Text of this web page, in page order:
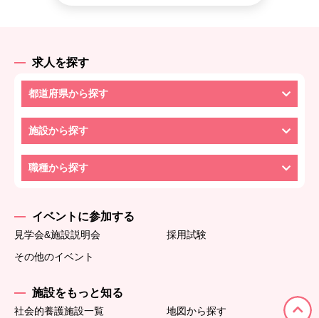
求人を探す
都道府県から探す
施設から探す
職種から探す
イベントに参加する
見学会&施設説明会
採用試験
その他のイベント
施設をもっと知る
社会的養護施設一覧
地図から探す